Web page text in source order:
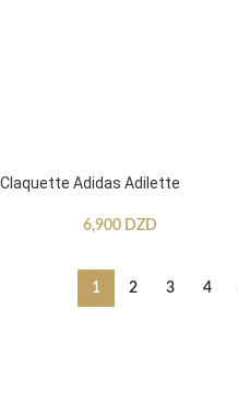
Claquette Adidas Adilette
6,900 DZD
1 2 3 4